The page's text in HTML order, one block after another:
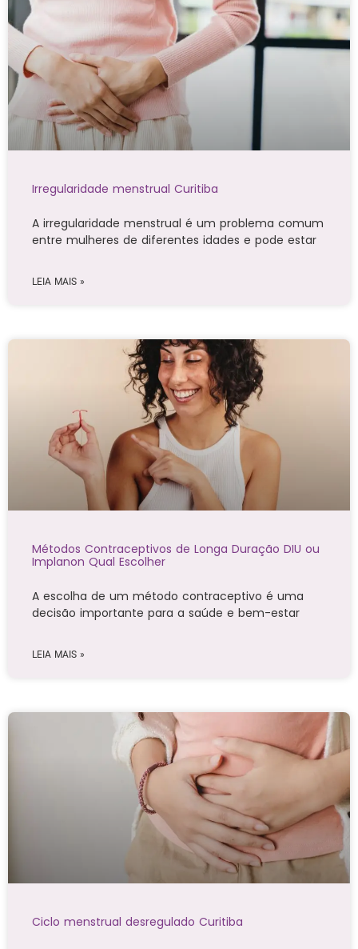
Irregularidade menstrual Curitiba
A irregularidade menstrual é um problema comum
entre mulheres de diferentes idades e pode estar
LEIA MAIS »
Métodos Contraceptivos de Longa Duração DIU ou
Implanon Qual Escolher
A escolha de um método contraceptivo é uma
decisão importante para a saúde e bem-estar
LEIA MAIS »
Ciclo menstrual desregulado Curitiba